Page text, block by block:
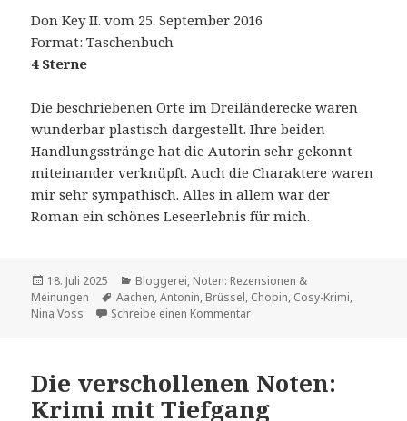
Don Key II. vom 25. September 2016
Format: Taschenbuch
4 Sterne
Die beschriebenen Orte im Dreiländerecke waren
wunderbar plastisch dargestellt. Ihre beiden
Handlungsstränge hat die Autorin sehr gekonnt
miteinander verknüpft. Auch die Charaktere waren
mir sehr sympathisch. Alles in allem war der
Roman ein schönes Leseerlebnis für mich.
Veröffentlicht
am
18. Juli 2025 Kategorien
Bloggerei, Noten: Rezensionen &
Meinungen
Schlagwörter
Aachen,Antonin, Brüssel, Chopin, Cosy-Krimi,
Nina Voss
Schreibe einen Kommentarzu Chopins verschollenen
Die verschollenen Noten:
Krimi mit Tiefgang